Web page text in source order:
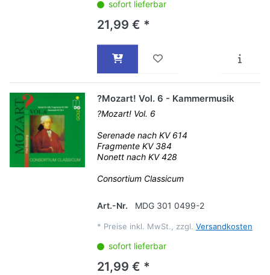
sofort lieferbar
21,99 € *
?Mozart! Vol. 6 - Kammermusik
?Mozart! Vol. 6
Serenade nach KV 614
Fragmente KV 384
Nonett nach KV 428
Consortium Classicum
Art.-Nr. MDG 301 0499-2
* Preise inkl. MwSt., zzgl. Versandkosten
sofort lieferbar
21,99 € *